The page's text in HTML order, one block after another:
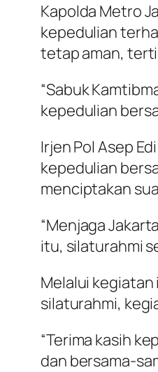
Kapolda Metro
kepedulian
tetap aman,
“Sabuk
kepedulian
Irjen Pol Asep
kepedulian
menciptakan
“Menjaga
itu, silaturahmi
Melalui kegiatan
silaturahmi,
“Terima kasih
dan bersama-